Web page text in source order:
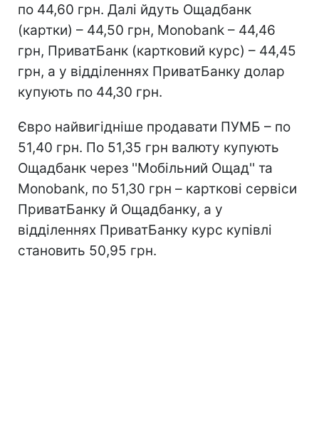
по 44,60 грн. Далі йдуть Ощадбанк
(картки) – 44,50 грн, Monobank – 44,46
грн, ПриватБанк (картковий курс) – 44,45
грн, а у відділеннях ПриватБанку долар
купують по 44,30 грн.
Євро найвигідніше продавати ПУМБ – по
51,40 грн. По 51,35 грн валюту купують
Ощадбанк через ''Мобільний Ощад'' та
Monobank, по 51,30 грн – карткові сервіси
ПриватБанку й Ощадбанку, а у
відділеннях ПриватБанку курс купівлі
становить 50,95 грн.